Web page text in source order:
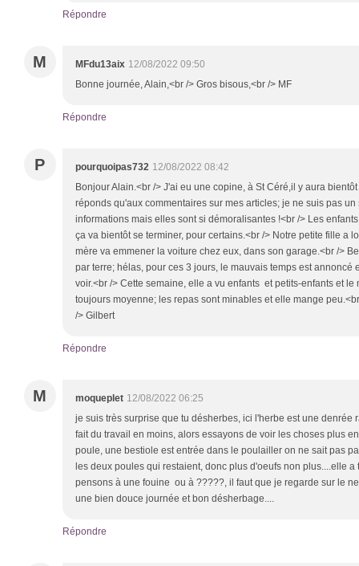
Répondre
M MFdu13aix 12/08/2022 09:50
Bonne journée, Alain,<br /> Gros bisous,<br /> MF
Répondre
P pourquoipas732 12/08/2022 08:42
Bonjour Alain.<br /> J'ai eu une copine, à St Céré,il y aura
réponds qu'aux commentaires sur mes articles; je ne suis pas
informations mais elles sont si démoralisantes !<br /> Les
ça va bientôt se terminer, pour certains.<br /> Notre petite fille a
mère va emmener la voiture chez eux, dans son garage.<br />
par terre; hélas, pour ces 3 jours, le mauvais temps est annoncé
voir.<br /> Cette semaine, elle a vu enfants et petits-enfants et
toujours moyenne; les repas sont minables et elle mange
/> Gilbert
Répondre
M moqueplet 12/08/2022 06:25
je suis très surprise que tu désherbes, ici l'herbe est une denrée
fait du travail en moins, alors essayons de voir les choses plus
poule, une bestiole est entrée dans le poulailler on ne sait pas
les deux poules qui restaient, donc plus d'oeufs non plus....elle
pensons à une fouine ou à ?????, il faut que je regarde sur le
une bien douce journée et bon désherbage....
Répondre